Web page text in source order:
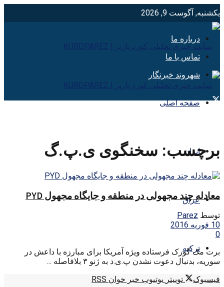
یکشنبه, آگوست 9, 2026
درباره ما
تماس با ما
شهروند خبرنگار
صفحه اصلی
ایران
عراق
ترکیه
برچسب: سخنگوی ی.پ.گ
معادله چند مجهولی در منطقه و جایگاه مجهول PYD
توسط Parez
10 فوریه 2016
0
برت مک گورک فرستاده ویژه آمریکا برای مبارزه با داعش در
سوریه، بدنبال دعوت نشدن پ.ی.د به ژنو ۳ بلافاصله ...
فیسبوک
توییتر یوتیوب خبر خوان RSS